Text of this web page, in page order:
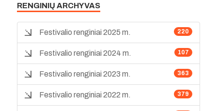
RENGINIŲ ARCHYVAS
220
Festivalio renginiai 2025 m.
107
Festivalio renginiai 2024 m.
363
Festivalio renginiai 2023 m.
379
Festivalio renginiai 2022 m.